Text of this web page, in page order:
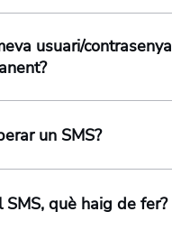
usuari/contrasenya
un SMS?
SMS, què haig de fer?